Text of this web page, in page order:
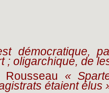
démocratique,
; oligarchique, de
Rousseau «
étaient élus